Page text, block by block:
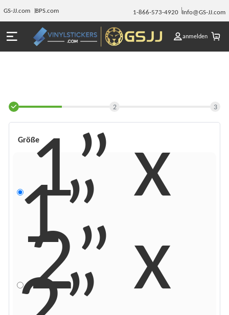
GS-JJ.com BPS.com 1-866-573-4920 Info@GS-JJ.com
anmelden
2 3
Größe1” x
1”
2” x